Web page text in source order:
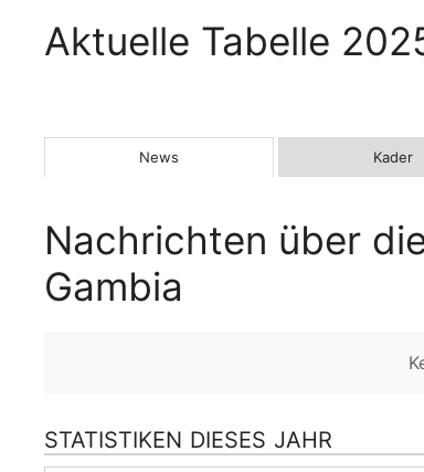
Aktuelle Tabelle
News Kader
Nachrichten über
Gambia
STATISTIKEN DIESES JAHR